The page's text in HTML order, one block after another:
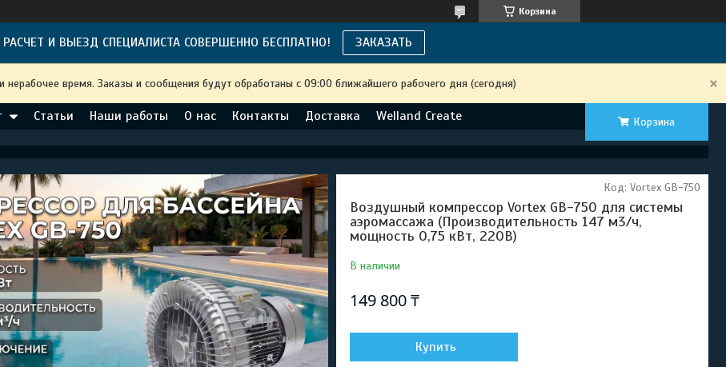
Корзина
И ВЫЕЗД СПЕЦИАЛИСТА СОВЕРШЕННО БЕСПЛАТНО! ЗАКАЗАТЬ
нерабочее время. Заказы и сообщения будут обработаны с 09:00 ближайшего рабочего дня (сегодня)
Статьи Наши работы О нас Контакты Доставка Welland Create Корзина
Воздушный компрессор Vortex GB-750 для системы
аэромассажа (Производительность 147 м3/ч,
мощность 0,75 кВт, 220В)
В наличии
Код: Vortex GB-750
149 800 ₸
Купить